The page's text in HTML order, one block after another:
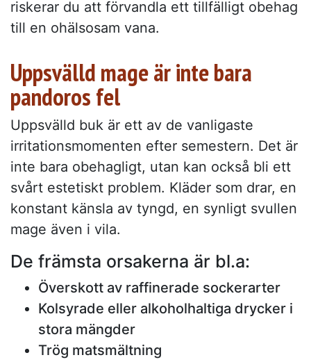
riskerar du att förvandla ett tillfälligt obehag
till en ohälsosam vana.
Uppsvälld mage är inte bara
pandoros fel
Uppsvälld buk är ett av de vanligaste
irritationsmomenten efter semestern. Det är
inte bara obehagligt, utan kan också bli ett
svårt estetiskt problem. Kläder som drar, en
konstant känsla av tyngd, en synligt svullen
mage även i vila.
De främsta orsakerna är bl.a:
Överskott av raffinerade sockerarter
Kolsyrade eller alkoholhaltiga drycker i
stora mängder
Trög matsmältning